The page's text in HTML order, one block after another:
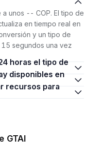
a unos -- COP. El tipo de
en tiempo real en
y un tipo de
segundos una vez
GTAI